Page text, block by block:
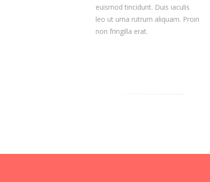
euismod tincidunt. Duis iaculis
leo ut urna rutrum aliquam. Proin
non fringilla erat.